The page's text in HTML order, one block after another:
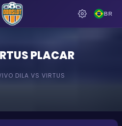
BR
PLACAR
DILA VS VIRTUS